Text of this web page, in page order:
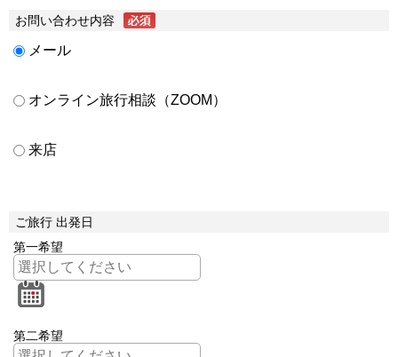
お問い合わせ内容
メール
オンライン旅行相談（ZOOM）
来店
ご旅行 出発日
第一希望
第二希望